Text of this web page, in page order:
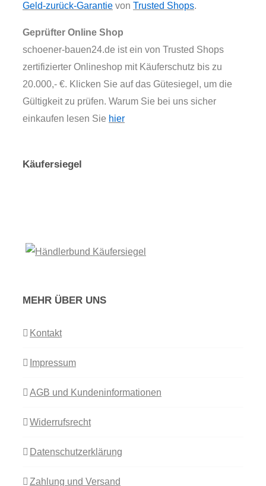
Geld-zurück-Garantie von Trusted Shops.
Geprüfter Online Shop
schoener-bauen24.de ist ein von Trusted Shops
zertifizierter Onlineshop mit Käuferschutz bis zu
20.000,- €. Klicken Sie auf das Gütesiegel, um die
Gültigkeit zu prüfen. Warum Sie bei uns sicher
einkaufen lesen Sie hier
Käufersiegel
MEHR ÜBER UNS
Kontakt
Impressum
AGB und Kundeninformationen
Widerrufsrecht
Datenschutzerklärung
Zahlung und Versand